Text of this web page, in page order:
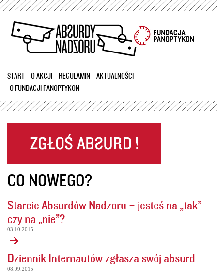
Przejdź
treści
START O AKCJI REGULAMIN
AKTUALNOŚCI
O FUNDACJI PANOPTYKON
CO NOWEGO?
Starcie Absurdów Nadzoru – jesteś na „tak”
czy na „nie”?
03.10.2015
Dziennik Internautów zgłasza swój absurd
08.09.2015